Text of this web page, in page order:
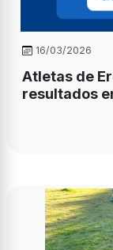
16/03/2026
Atletas de
resultados